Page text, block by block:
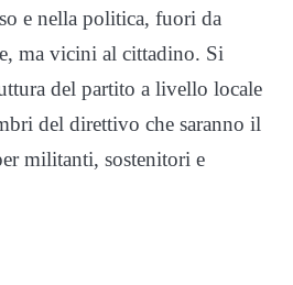
e nella politica, fuori da
ma vicini al cittadino. Si
del partito a livello locale
del direttivo che saranno il
militanti, sostenitori e